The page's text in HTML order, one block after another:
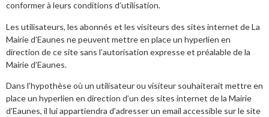
conformer à leurs conditions d’utilisation.
Les utilisateurs, les abonnés et les visiteurs des sites internet de La
Mairie d’Eaunes ne peuvent mettre en place un hyperlien en
direction de ce site sans l’autorisation expresse et préalable de la
Mairie d’Eaunes.
Dans l’hypothèse où un utilisateur ou visiteur souhaiterait mettre en
place un hyperlien en direction d’un des sites internet de la Mairie
d’Eaunes, il lui appartiendra d’adresser un email accessible sur le site